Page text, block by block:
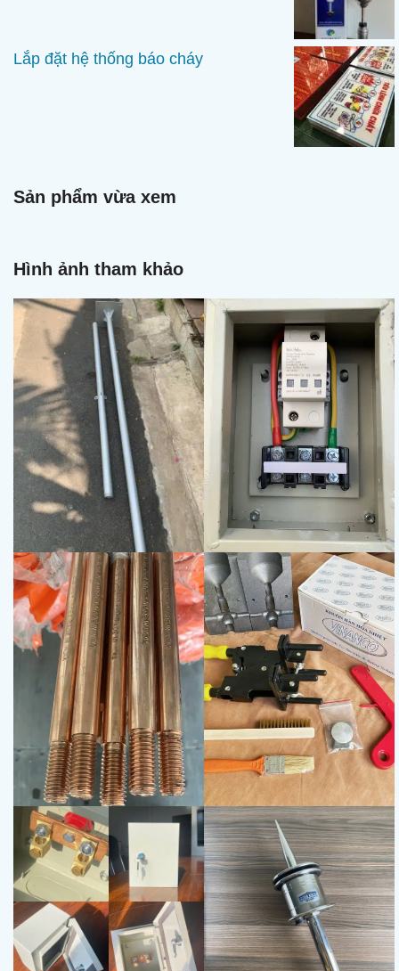
Lắp đặt hệ thống báo cháy
Sản phẩm vừa xem
Hình ảnh tham khảo